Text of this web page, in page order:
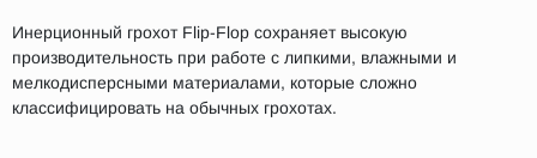
Инерционный грохот Flip-Flop сохраняет высокую
производительность при работе с липкими, влажными и
мелкодисперсными материалами, которые сложно
классифицировать на обычных грохотах.